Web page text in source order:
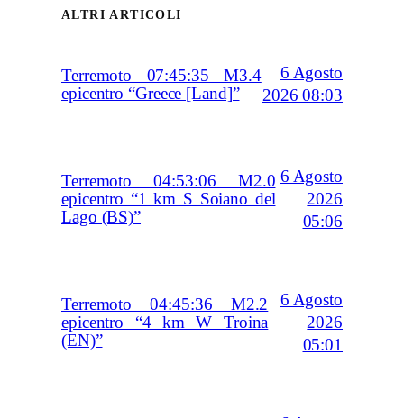
ALTRI ARTICOLI
Terremoto 07:45:35 M3.4
epicentro “Greece [Land]”
6 Agosto
2026 08:03
Terremoto 04:53:06 M2.0
epicentro “1 km S Soiano del
Lago (BS)”
6 Agosto
2026
05:06
Terremoto 04:45:36 M2.2
epicentro “4 km W Troina
(EN)”
6 Agosto
2026
05:01